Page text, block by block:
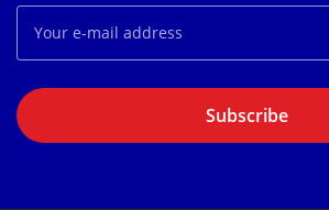
Subscribe